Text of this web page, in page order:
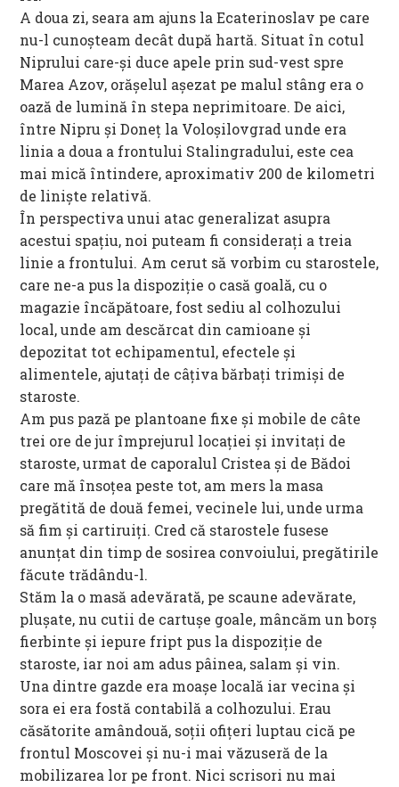
A doua zi, seara am ajuns la Ecaterinoslav pe care
nu-l cunoșteam decât după hartă. Situat în cotul
Niprului care-și duce apele prin sud-vest spre
Marea Azov, orășelul așezat pe malul stâng era o
oază de lumină în stepa neprimitoare. De aici,
între Nipru și Doneț la Voloșilovgrad unde era
linia a doua a frontului Stalingradului, este cea
mai mică întindere, aproximativ 200 de kilometri
de liniște relativă.
În perspectiva unui atac generalizat asupra
acestui spațiu, noi puteam fi considerați a treia
linie a frontului. Am cerut să vorbim cu starostele,
care ne-a pus la dispoziție o casă goală, cu o
magazie încăpătoare, fost sediu al colhozului
local, unde am descărcat din camioane și
depozitat tot echipamentul, efectele și
alimentele, ajutați de câțiva bărbați trimiși de
staroste.
Am pus pază pe plantoane fixe și mobile de câte
trei ore de jur împrejurul locației și invitați de
staroste, urmat de caporalul Cristea și de Bădoi
care mă însoțea peste tot, am mers la masa
pregătită de două femei, vecinele lui, unde urma
să fim și cartiruiți. Cred că starostele fusese
anunțat din timp de sosirea convoiului, pregătirile
făcute trădându-l.
Stăm la o masă adevărată, pe scaune adevărate,
plușate, nu cutii de cartușe goale, mâncăm un borș
fierbinte și iepure fript pus la dispoziție de
staroste, iar noi am adus pâinea, salam și vin.
Una dintre gazde era moașe locală iar vecina și
sora ei era fostă contabilă a colhozului. Erau
căsătorite amândouă, soții ofițeri luptau cică pe
frontul Moscovei și nu-i mai văzuseră de la
mobilizarea lor pe front. Nici scrisori nu mai